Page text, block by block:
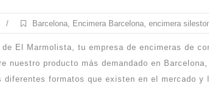
/ Barcelona, Encimera Barcelona, encimera
El Marmolista, tu empresa de encimeras de
nuestro producto más demandado en
diferentes formatos que existen en el mercado y